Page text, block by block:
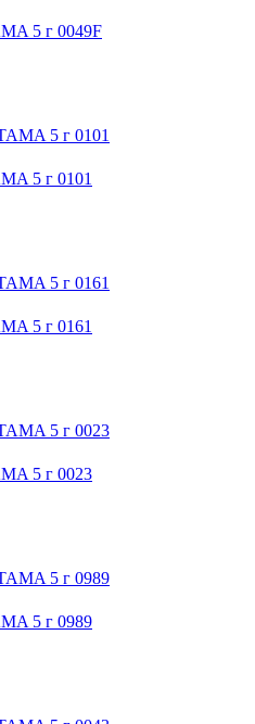
5 г 0049F
5 г 0101
5 г 0161
5 г 0023
5 г 0989